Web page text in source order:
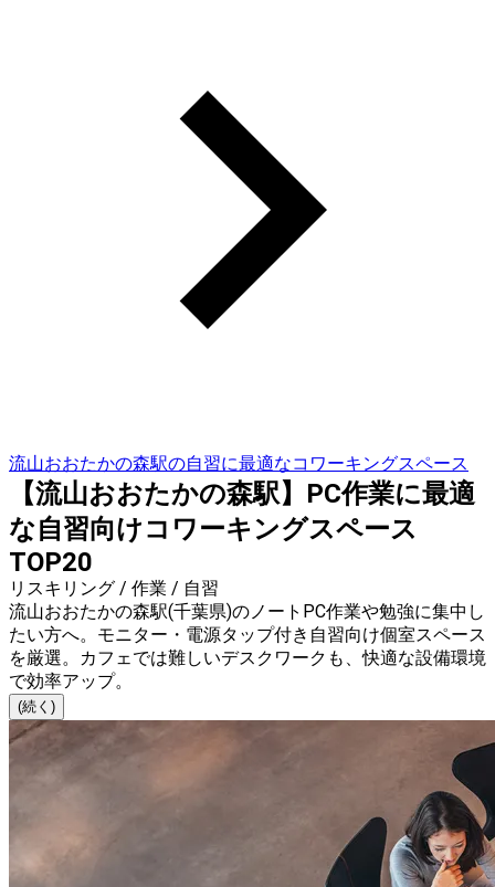
流山おおたかの森駅の自習に最適なコワーキングスペース
【流山おおたかの森駅】PC作業に最適
な自習向けコワーキングスペース
TOP20
リスキリング / 作業 / 自習
流山おおたかの森駅(千葉県)のノートPC作業や勉強に集中し
たい方へ。モニター・電源タップ付き自習向け個室スペース
を厳選。カフェでは難しいデスクワークも、快適な設備環境
で効率アップ。
(続く)